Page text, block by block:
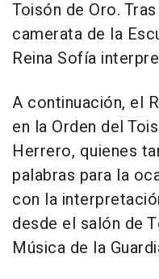
Toisón de Oro.
camerata de la
Reina Sofía
A continuación, el
en la Orden del
Herrero, quienes
palabras para la
con la
desde el salón de
Música de la